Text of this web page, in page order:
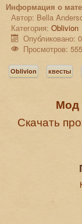
Информация о
Автор: Bella
Категория: Oblivion
Опубликовано:
Просмотров:
Oblivion квесты
Мод
Скачать